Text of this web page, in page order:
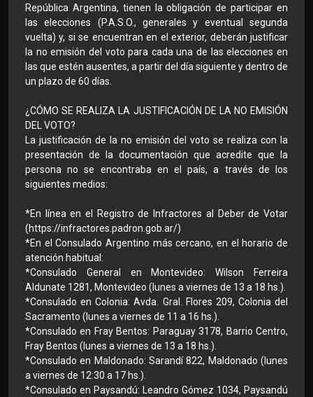
República Argentina, tienen la obligación de participar en
las elecciones (P.A.S.O., generales y eventual segunda
vuelta) y, si se encuentran en el exterior, deberán justificar
la no emisión del voto para cada una de las elecciones en
las que estén ausentes, a partir del día siguiente y dentro de
un plazo de 60 días.
¿CÓMO SE REALIZA LA JUSTIFICACIÓN DE LA NO EMISIÓN
DEL VOTO?
La justificación de la no emisión del voto se realiza con la
presentación de la documentación que acredite que la
persona no se encontraba en el país, a través de los
siguientes medios:
*En línea en el Registro de Infractores al Deber de Votar
(https://infractores.padron.gob.ar/)
*En el Consulado Argentino más cercano, en el horario de
atención habitual:
*Consulado General en Montevideo: Wilson Ferreira
Aldunate 1281, Montevideo (lunes a viernes de 13 a 18 hs.).
*Consulado en Colonia: Avda. Gral. Flores 209, Colonia del
Sacramento (lunes a viernes de 11 a 16 hs.).
*Consulado en Fray Bentos: Paraguay 3178, Barrio Centro,
Fray Bentos (lunes a viernes de 13 a 18 hs.).
*Consulado en Maldonado: Sarandí 822, Maldonado (lunes
a viernes de 12:30 a 17 hs.).
*Consulado en Paysandú: Leandro Gómez 1034, Paysandú